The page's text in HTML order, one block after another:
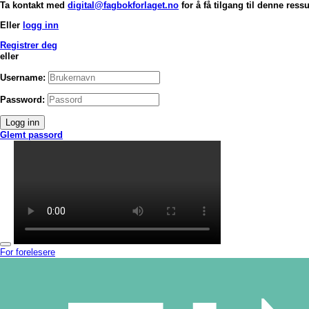
Ta kontakt med digital@fagbokforlaget.no for å få tilgang til denne
Eller logg inn
Registrer deg
eller
Username:
Password:
Logg inn
Glemt passord
For forelesere